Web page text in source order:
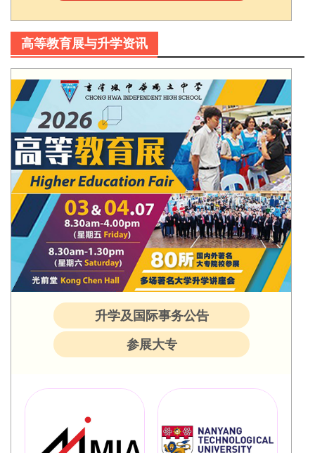
高等教育展与升学资讯
升学及国际事务公告
参展大专